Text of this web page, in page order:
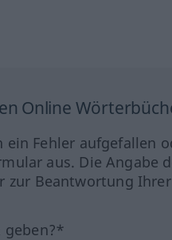
Online
Fehler aufgefallen
aus. Die
zur Beantwortung
geben?*